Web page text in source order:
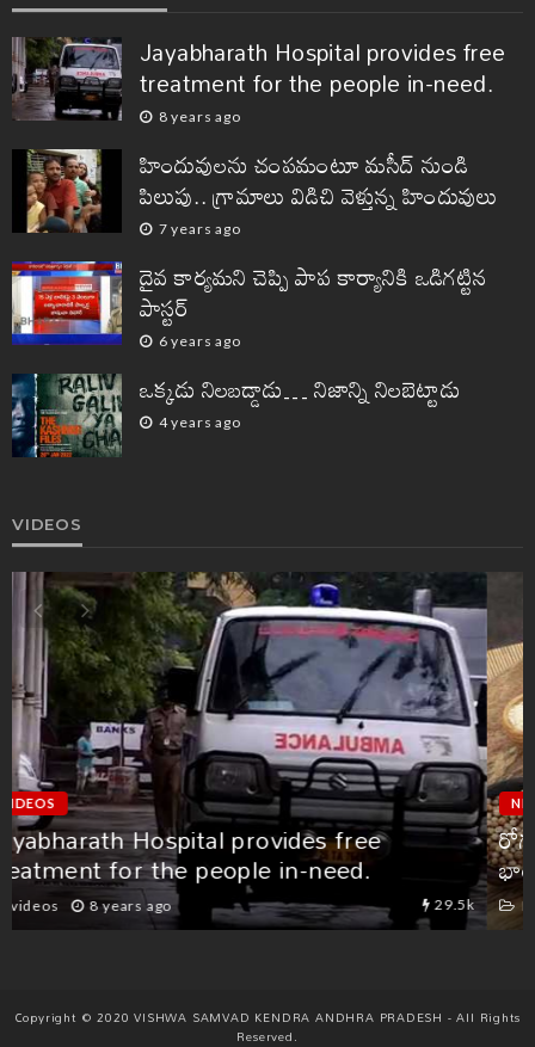
Jayabharath Hospital provides free
treatment for the people in-need.
8 years ago
హిందువులను చంపమంటూ మసీద్ నుండి
పిలుపు.. గ్రామాలు విడిచి వెళ్తున్న హిందువులు
7 years ago
దైవ కార్యమని చెప్పి పాప కార్యానికి ఒడిగట్టిన
పాస్టర్
6 years ago
ఒక్కడు నిలబడ్డాడు… నిజాన్ని నిలబెట్టాడు
4 years ago
VIDEOS
NEWS VIDEOS
రోగ నిరోధక శక్తిని పెంచుకోవడం ఎలా? – ఆరోగ్య
భారతి అఖిలభారత కార్యదర్శి డా. మురళీకృష్ణ
News videos 6 years ago 7.7k
Copyright © 2020 VISHWA SAMVAD KENDRA ANDHRA PRADESH - All Rights
Reserved.